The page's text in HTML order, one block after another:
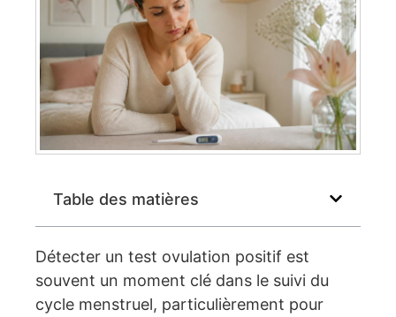
Table des matières
Détecter un test ovulation positif est
souvent un moment clé dans le suivi du
cycle menstruel, particulièrement pour